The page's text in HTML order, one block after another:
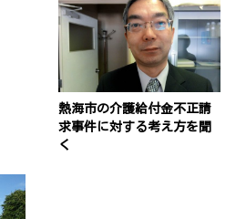
熱海市の介護給付金不正請
求事件に対する考え方を聞
く